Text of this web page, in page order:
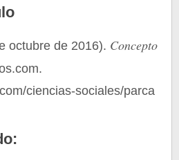
octubre de 2016). Concepto
ciencias-sociales/parca